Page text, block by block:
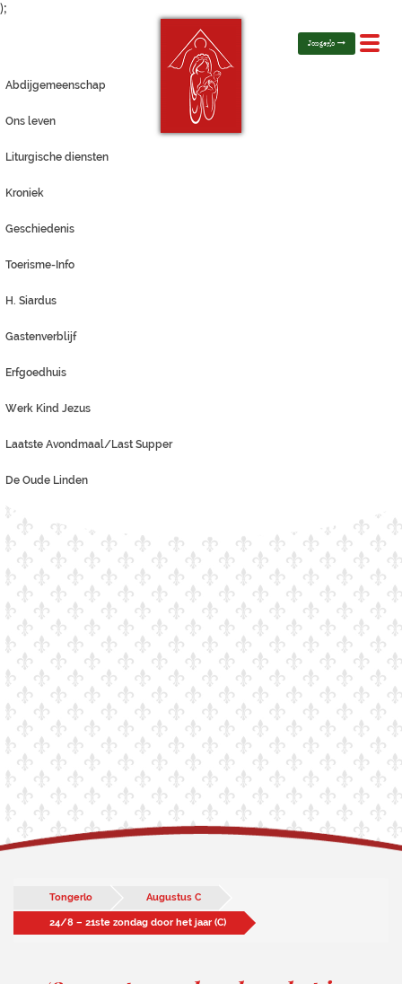
);
Toggle
Jongerlo
Abdijgemeenschap
Ons leven
Liturgische diensten
Kroniek
Geschiedenis
Toerisme-Info
H. Siardus
Gastenverblijf
Erfgoedhuis
Werk Kind Jezus
Laatste Avondmaal/Last Supper
De Oude Linden
Tongerlo Augustus C
24/8 – 21ste zondag door het jaar (C)